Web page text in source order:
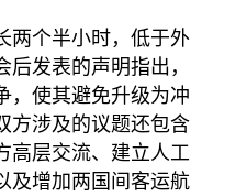
两个半小时，低于外
发表的声明指出，
，使其避免升级为冲
方涉及的议题还包含
高层交流、建立人工
及增加两国间客运航